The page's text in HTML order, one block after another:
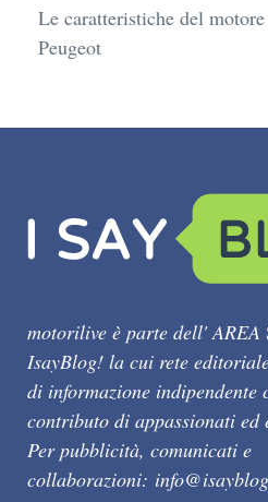
Le caratteristiche del
Peugeot
motorilive è parte dell' AREA
IsayBlog! la cui rete
di informazione indipendente
contributo di appassionati ed
Per pubblicità, comunicati e
collaborazioni: